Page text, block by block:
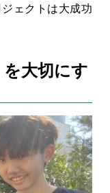
ェクトは大成功
を大切にす